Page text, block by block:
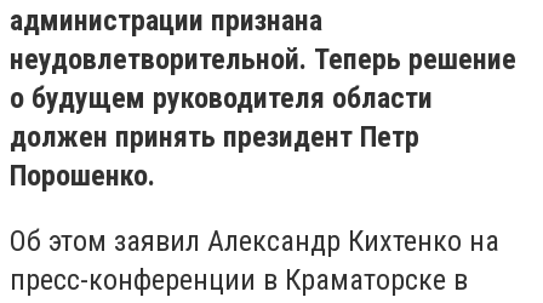
администрации признана
неудовлетворительной. Теперь решение
о будущем руководителя области
должен принять президент Петр
Порошенко.
Об этом заявил Александр Кихтенко на
пресс-конференции в Краматорске в